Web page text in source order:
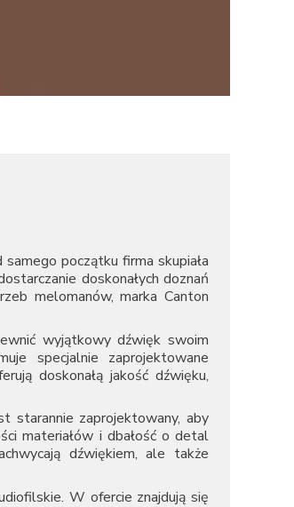
początku firma skupiała
doskonałych doznań
melomanów, marka Canton
wyjątkowy dźwięk swoim
specjalnie zaprojektowane
doskonałą jakość dźwięku,
starannie zaprojektowany, aby
materiałów i dbałość o detal
dźwiękiem, ale także
W ofercie znajdują się